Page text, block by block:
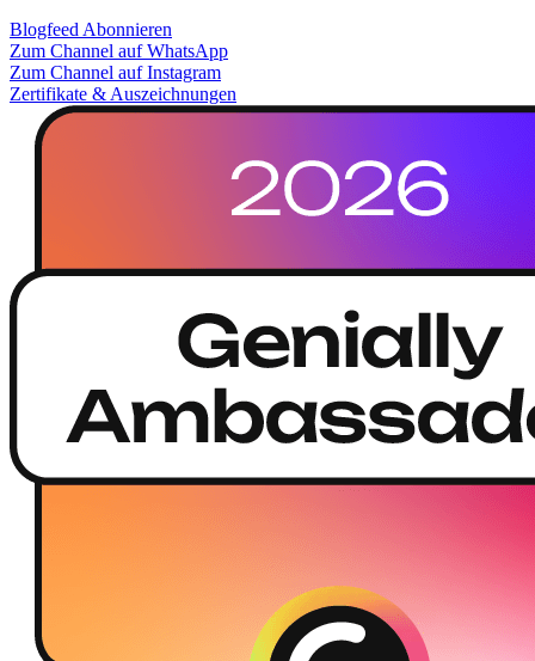
Blogfeed Abonnieren
Zum Channel auf WhatsApp
Zum Channel auf Instagram
Zertifikate & Auszeichnungen